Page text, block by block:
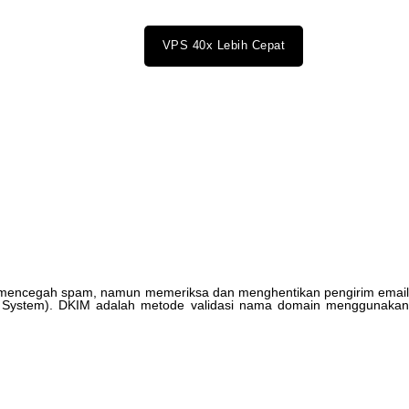
VPS 40x Lebih Cepat
spam namun memeriksa dan menghentikan pengirim email
System) DKIM adalah metode validasi nama domain menggunakan